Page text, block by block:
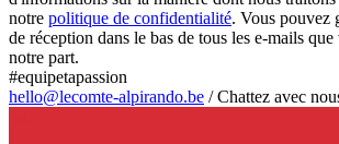
notre politique de confidentialité. Vous pouvez
de réception dans le bas de tous les e-mails
notre part.
#equipetapassion
hello@lecomte-alpirando.be /Chattez avec